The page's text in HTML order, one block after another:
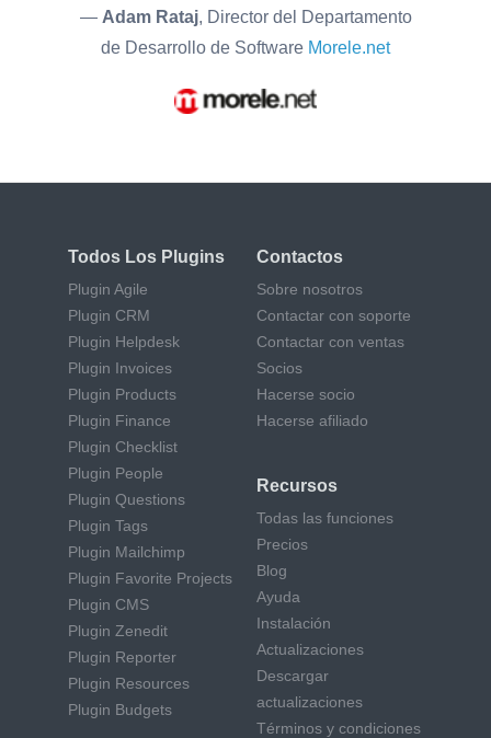
— Adam Rataj, Director del Departamento
de Desarrollo de Software Morele.net
Todos Los Plugins
Plugin Agile
Plugin CRM
Plugin Helpdesk
Plugin Invoices
Plugin Products
Plugin Finance
Plugin Checklist
Plugin People
Plugin Questions
Plugin Tags
Plugin Mailchimp
Plugin Favorite Projects
Plugin CMS
Plugin Zenedit
Plugin Reporter
Plugin Resources
Plugin Budgets
Contactos
Sobre nosotros
Contactar con soporte
Contactar con ventas
Socios
Hacerse socio
Hacerse afiliado
Recursos
Todas las funciones
Precios
Blog
Ayuda
Instalación
Actualizaciones
Descargar
actualizaciones
Términos y condiciones